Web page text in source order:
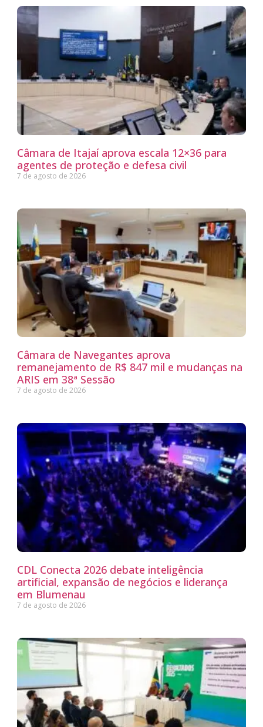
Câmara de Itajaí aprova escala 12×36 para
agentes de proteção e defesa civil
7 de agosto de 2026
Câmara de Navegantes aprova
remanejamento de R$ 847 mil e mudanças na
ARIS em 38ª Sessão
7 de agosto de 2026
CDL Conecta 2026 debate inteligência
artificial, expansão de negócios e liderança
em Blumenau
7 de agosto de 2026